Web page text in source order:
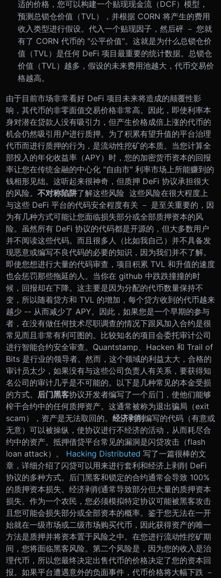
适的价格，您可以构建一个贴现现金流（DCF）模型，
预测总锁仓价值（TVL），并根据 CORN 将产生的费用
收入类型进行假设。代入一个贴现因子，然后砰 － 您就
有了 CORN 代币的 "公平价值"。这就是为什么总锁仓价
值（TVL）是任何 DeFi 项目最重要的统计数据。总锁仓
价值（TVL）越多，假设的未来费用池越大，代币交易价
格越高。
由于目前市场非常看好 DeFi 项目未来将造成的颠覆性影
响，其代币的非零面值交易价格非常高。因此，即使利率本
身对潜在贷款人没有吸引力，但产生价格成倍上涨的代币的
机会仍然吸引用户进行质押。 为了积累有望升值的平台治理
代币而进行质押的行为，是流动性挖矿的本质。当您计算全
部投入的年化收益率（APY）时，您的加密货币资本的回报
率让您在传统金融的中心化 "自由市" 利率市场上所能赚到的
钱相形见绌。这听起来很神奇，但质押 DeFi 协议承担很大
的风险。 不对称陷阱了解这些风险 这些风险在很大程度上
与这些 DeFi 平台的代码安全程度有关 － 是至关重要的，因
为有几种方式可能让您面临损失部分或全部质押资本的风
险。 虽然所有 DeFi 协议的代码都是开源的，但大多数用户
并不阅读这些代码。而且很多人（比如我自己）并不具备发
现恶意或编写不良代码的必要的知识，因为我们并不了解。
即使您想进行大量的代码审查，项目积累 TVL 和升值的速度
也会惩罚那些拖延的人。当你在 github 中跌跌撞撞的时
候，回报却在下降。这主要是因为分配的代币数量保持不
变，所以随着贷方和 TVL 的增加，每个贷方收到的代币越来
越少 -- 从而减少了 APY。因此，如果您是一个早期的参与
者，在没有做任何技术尽职调查的情况下跟风加入合约是很
常见而且非常有利可图的。 比较知名的项目会委托审计公司
进行智能合约安全审查。Quantstamp、Hacken 和 Trail of
Bits 是行业的领导者。然而，这个领域的利益太大，合格的
审计员太少，如果没有与这些公司负责人有关系，要获得知
名公司的审计几乎是不可能的。 以下是几种常见的本金受损
的方式。 后门黑客协议开发者编写了一个后门，使他们能够
榨干合约中的任何质押资产。这通常被称为退出骗局（exit
scam），资产是无法取回的。 经济剥削编写的代码（有意或
无意）可以被操纵，使协议进行不经济的活动，从而耗尽合
约中的资产。抵押借贷平台常见的漏洞是闪贷攻击（flash
loan attack）。 Hacking Distributed 写了一篇很棒的文
章，详细介绍了闪贷可以用来进行套利和经济上剥削 DeFi
协议的多种方式。 后门黑客和锁定的合约通常会导致 100%
的质押资本损失。经济剥削通常导致部分但大量的质押资本
损失。 作为一个农民，您必须模拟特定协议可能被黑客攻击
且您可能会损失部分或全部资本的概率。鉴于您无法在一开
始就在一级市场或二级市场购买代币，因此获得资产的唯一
方法是质押并将资本置于风险之中。在您进行流动性挖矿期
间，您将面临黑客风险。 第二个风险是，因为您的收入是治
理代币，所以您最终决定出售代币的价格决定了您的资本回
报。如果平台遭遇意外的负面事件，代币价格将大幅下跌 －